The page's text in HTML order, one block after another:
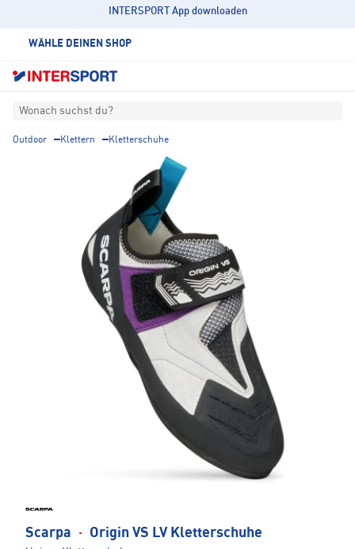
INTERSPORT App downloaden
WÄHLE DEINEN SHOP
Wonach suchst du?
Outdoor Klettern Kletterschuhe
Scarpa · Origin VS LV Kletterschuhe